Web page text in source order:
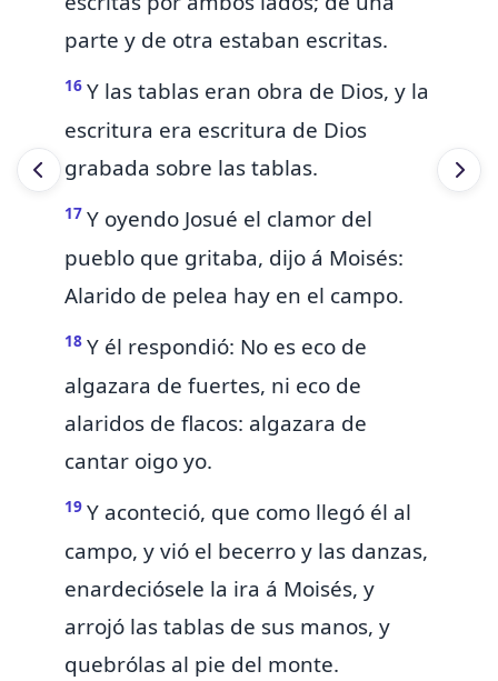
parte y de otra estaban escritas.
16 Y las tablas eran obra de Dios, y la
escritura era escritura de Dios
grabada sobre las tablas.
17 Y oyendo Josué el clamor del
pueblo que gritaba, dijo á Moisés:
Alarido de pelea hay en el campo.
18 Y él respondió: No es eco de
algazara de fuertes, ni eco de
alaridos de flacos: algazara de
cantar oigo yo.
19 Y aconteció, que como llegó él al
campo, yvió el becerro y las danzas,
enardeciósele la ira á Moisés, y
arrojó las tablas de sus manos, y
quebrólas al pie del monte.